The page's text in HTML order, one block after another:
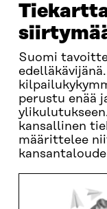
Suomi
perustu enää
kansallinen
määrittelee